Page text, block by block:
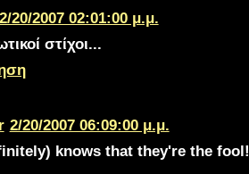
2/20/2007 02:01:00 μ.μ.
στίχοι...
2/20/2007 06:09:00 μ.μ.
knows that they're the fool!